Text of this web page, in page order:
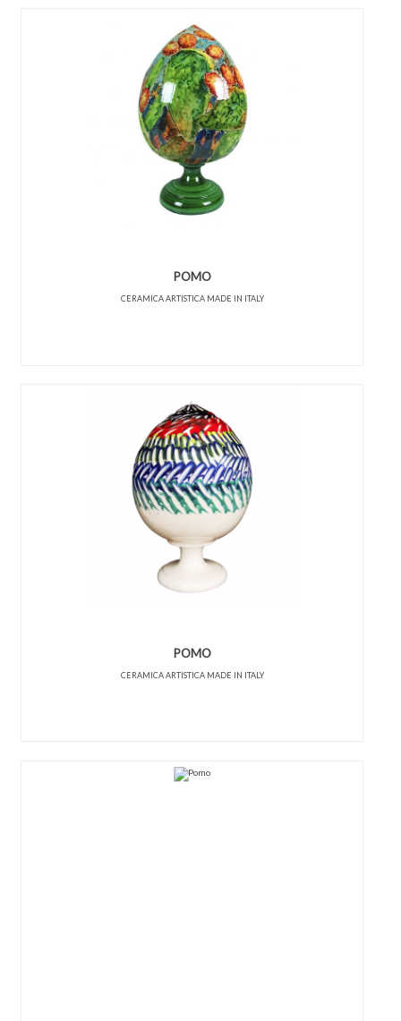
POMO
CERAMICA ARTISTICA MADE IN ITALY
POMO
CERAMICA ARTISTICA MADE IN ITALY